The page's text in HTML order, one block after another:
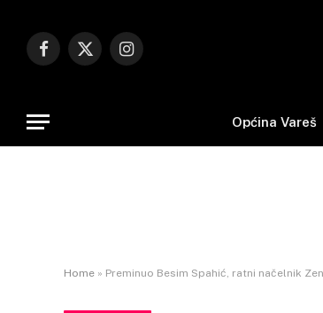
Facebook
X
Instagram
Općina Vareš
Home » Preminuo Besim Spahić, ratni načelnik